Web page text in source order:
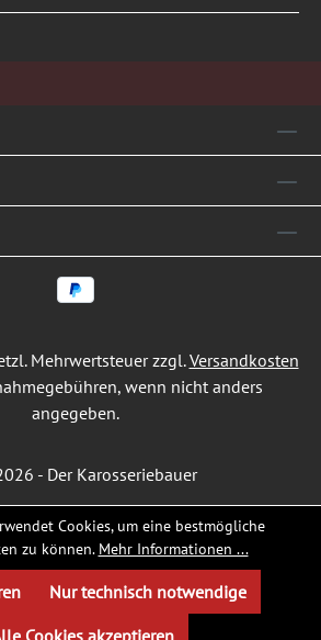
Mehrwertsteuer zzgl.Versandkosten
wenn nicht anders
angegeben.
- Der Karosseriebauer
Cookies, um eine bestmögliche
zu können. Mehr Informationen ...
Nur technisch notwendige
Cookies akzeptieren